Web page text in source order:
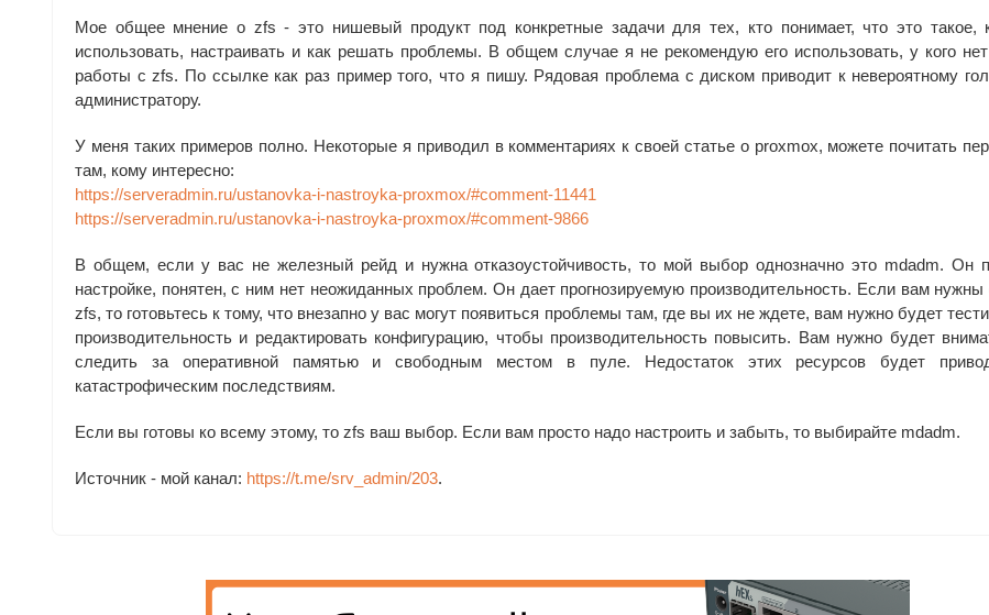
Мое общее мнение о zfs - это нишевый продукт под конкретные задачи для тех, кто понимает, что это такое,
использовать, настраивать и как решать проблемы. В общем случае я не рекомендую его использовать, у кого
работы с zfs. По ссылке как раз пример того, что я пишу. Рядовая проблема с диском приводит к невероятному
администратору.
У меня таких примеров полно. Некоторые я приводил в комментариях к своей статье о proxmox, можете почитать
там, кому интересно:
https://serveradmin.ru/ustanovka-i-nastroyka-proxmox/#comment-11441
https://serveradmin.ru/ustanovka-i-nastroyka-proxmox/#comment-9866
В общем, если у вас не железный рейд и нужна отказоустойчивость, то мой выбор однозначно это mdadm. Он
настройке, понятен, с ним нет неожиданных проблем. Он дает прогнозируемую производительность. Если вам
zfs, то готовьтесь к тому, что внезапно у вас могут появиться проблемы там, где вы их не ждете, вам нужно будет
производительность и редактировать конфигурацию, чтобы производительность повысить. Вам нужно будет
следить за оперативной памятью и свободным местом в пуле. Недостаток этих ресурсов будет
катастрофическим последствиям.
Если вы готовы ко всему этому, то zfs ваш выбор. Если вам просто надо настроить и забыть, то выбирайте mdadm.
Источник - мой канал: https://t.me/srv_admin/203.